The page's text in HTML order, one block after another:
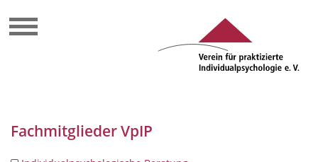
Fachmitglieder VpIP